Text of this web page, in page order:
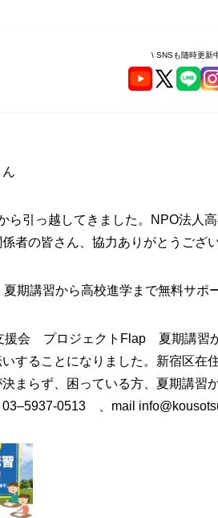
\ SNSも随時更新
ら引っ越してきました。NPO法人
者の皆さん、協力ありがとうござ
期講習から高校進学まで無料サポー
援会 プロジェクトFlap 夏期講習
することになりました。新宿区
まらず、困っている方、夏期講習
0513 、mail